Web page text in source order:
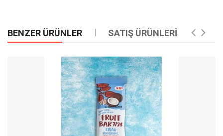
BENZER ÜRÜNLER SATIŞ ÜRÜNLERİ